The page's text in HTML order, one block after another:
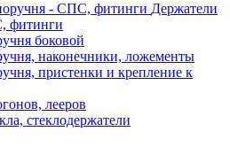
Держатели
фитинги
боковой
наконечники, ложементы
пристенки и крепление к
лееров
стеклодержатели